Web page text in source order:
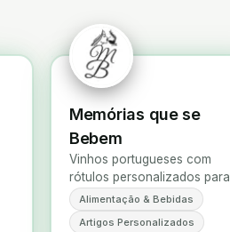
Memórias que se
Bebem
Vinhos portugueses com
rótulos personalizados para
brindar com memória.
Alimentação & Bebidas
Artigos Personalizados